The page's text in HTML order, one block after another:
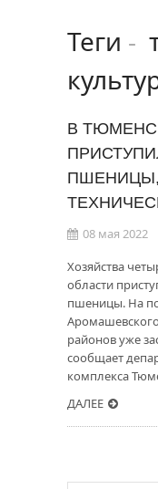
Теги -
В
08 мая 2022
Хозяйства
области
пшеницы. На
районов уже
сообщает
комплекса
ДАЛЕЕ